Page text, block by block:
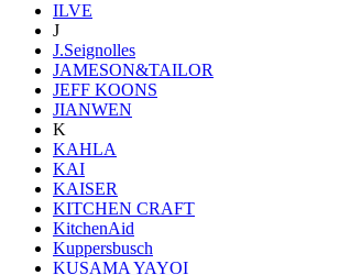
ILVE
J
J.Seignolles
JAMESON&TAILOR
JEFF KOONS
JIANWEN
K
KAHLA
KAI
KAISER
KITCHEN CRAFT
KitchenAid
Kuppersbusch
KUSAMA YAYOI